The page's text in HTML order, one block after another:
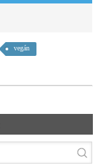
vegán